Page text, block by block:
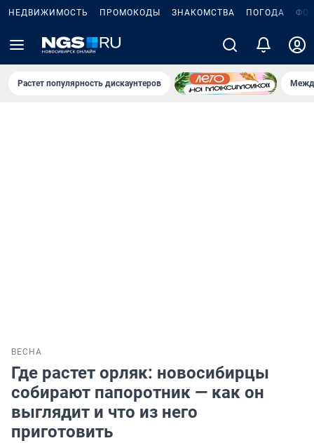
НЕДВИЖИМОСТЬ ПРОМОКОДЫ ЗНАКОМСТВА ПОГОДА
Растет популярность дискаунтеров
ВЕСНА
Где растет орляк: новосибирцы
собирают папоротник — как он
выглядит и что из него
приготовить